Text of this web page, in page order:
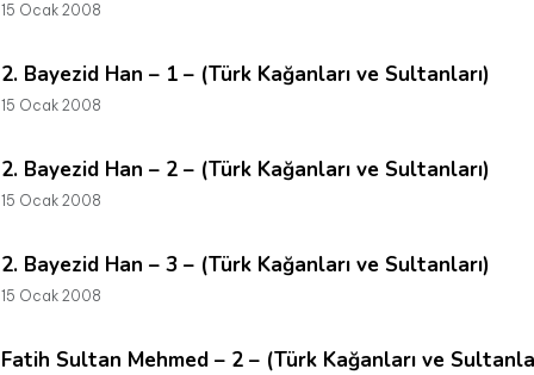
15 Ocak 2008
2. Bayezid Han – 1 – (Türk Kağanları ve Sultanları)
15 Ocak 2008
2. Bayezid Han – 2 – (Türk Kağanları ve Sultanları)
15 Ocak 2008
2. Bayezid Han – 3 – (Türk Kağanları ve Sultanları)
15 Ocak 2008
Fatih Sultan Mehmed – 2 – (Türk Kağanları ve